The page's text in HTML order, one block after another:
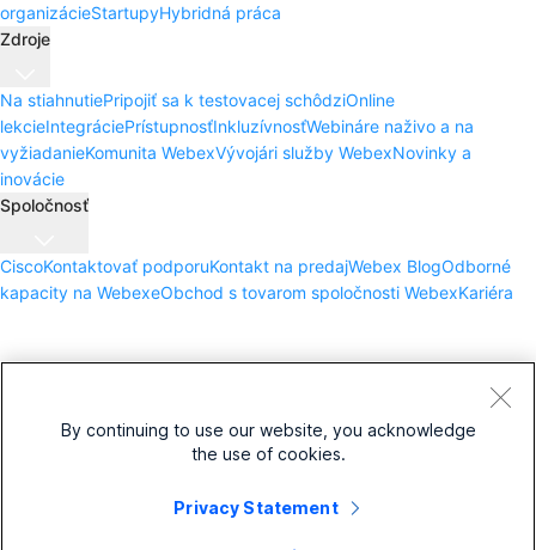
organizácieStartupyHybridná práca
Zdroje
Na stiahnutiePripojiť sa k testovacej schôdziOnline
lekcieIntegráciePrístupnosťInkluzívnosťWebináre naživo a na
vyžiadanieKomunita WebexVývojári služby WebexNovinky a
inovácie
Spoločnosť
CiscoKontaktovať podporuKontakt na predajWebex BlogOdborné
kapacity na WebexeObchod s tovarom spoločnosti WebexKariéra
Vyhlásenie o ochrane osobných údajov
Spoločnosť Cisco a jej pridružené spoločnosti. Všetky práva
By continuing to use our website, you acknowledge
the use of cookies.
Privacy Statement